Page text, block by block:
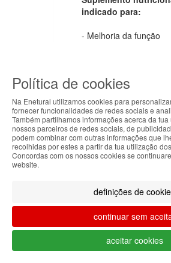
indicado para:
- Melhoria da função
vasculares cerebrais);
- Melhoria das funções
vasculares periféricas
(varizes, hemorróidas e
melhoria da
microcirculação);
- Estimulante da
sexual.
ABOUT THE COOKIES
Enetural handles information
cookies that improve the
website, facilitate sharing via social
continuing to browse our site, you
these cookies. For more
Privacy and Cookie Policy. You can
preferences in Cookie settings.
Política de cookies
Na Enetural utilizamos cookies para
fornecer funcionalidades de redes sociais e
Também partilhamos informações acerca da
nossos parceiros de redes sociais, de
podem combinar com outras informações que
recolhidas por estes a partir da tua utilização
Concordas com os nossos cookies se
website.
definições de
continuar sem
aceitar cookies